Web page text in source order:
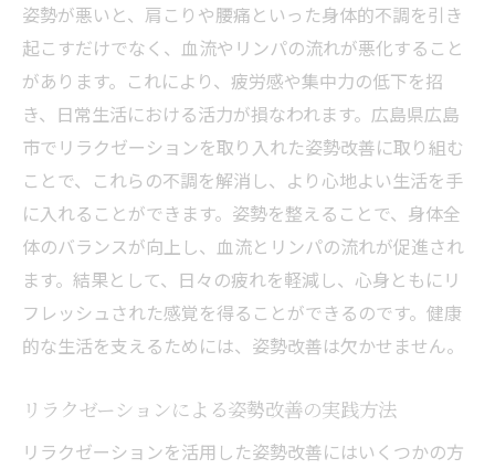
姿勢が悪いと、肩こりや腰痛といった身体的不調を引き
起こすだけでなく、血流やリンパの流れが悪化すること
があります。これにより、疲労感や集中力の低下を招
き、日常生活における活力が損なわれます。広島県広島
市でリラクゼーションを取り入れた姿勢改善に取り組む
ことで、これらの不調を解消し、より心地よい生活を手
に入れることができます。姿勢を整えることで、身体全
体のバランスが向上し、血流とリンパの流れが促進され
ます。結果として、日々の疲れを軽減し、心身ともにリ
フレッシュされた感覚を得ることができるのです。健康
的な生活を支えるためには、姿勢改善は欠かせません。
リラクゼーションによる姿勢改善の実践方法
リラクゼーションを活用した姿勢改善にはいくつかの方